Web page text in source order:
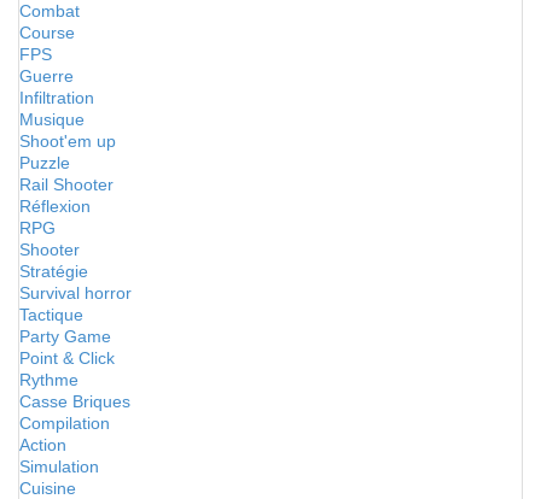
Combat
Course
FPS
Guerre
Infiltration
Musique
Shoot'em up
Puzzle
Rail Shooter
Réflexion
RPG
Shooter
Stratégie
Survival horror
Tactique
Party Game
Point & Click
Rythme
Casse Briques
Compilation
Action
Simulation
Cuisine